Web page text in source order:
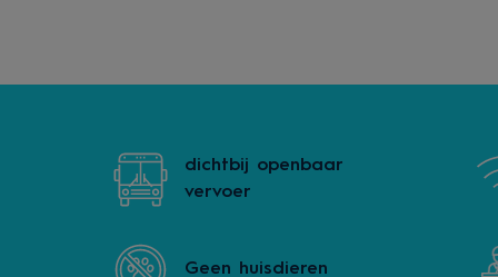
dichtbij openbaar
vervoer
Geen huisdieren